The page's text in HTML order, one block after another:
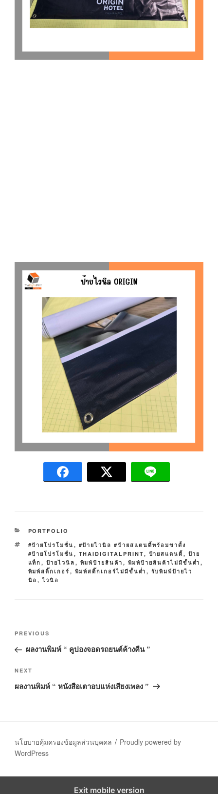
C
T
E
G
O
R
PORTFOLIO
T
A
G
S
#ป้ายโปรโมชั่น , #ป้ายไวนิล #ป้ายสแตนดี้พร้อมขาตั้ง
#ป้ายโปรโมชั่น , THAIDIGITALPRINT, ป้ายสแตนดี้ , ป้าย
แท็ก , ป้ายไวนิล , พิมพ์ป้ายสินค้า , พิมพ์ป้ายสินค้าไม่มีขั้นต่ำ ,
พิมพ์สติ๊กเกอร์ , พิมพ์สติ๊กเกอร์ไม่มีขั้นต่ำ , รับพิมพ์ป้ายไว
นิล ,ไวนิล
P
s
t
n
g
a
i
P
r
v
o
s
PREVIOUS
ผลงานพิมพ์ “ คูปองจอดรถยนต์ค้างคืน ”
N
e
s
t
NEXT
ผลงานพิมพ์ “ หนังสือเตาอบแห่งเสียงเพลง ”
นโยบายคุ้มครองข้อมูลส่วนบุคคล
Proudly powered by
WordPress
Exit mobile version